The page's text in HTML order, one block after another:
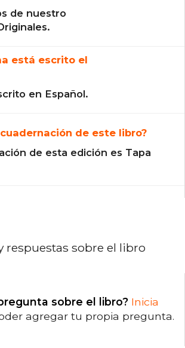
de nuestro
está escrito el
en Español.
de este libro?
de esta edición es Tapa
respuestas sobre el libro
sobre el libro? Inicia
agregar tu propia pregunta.